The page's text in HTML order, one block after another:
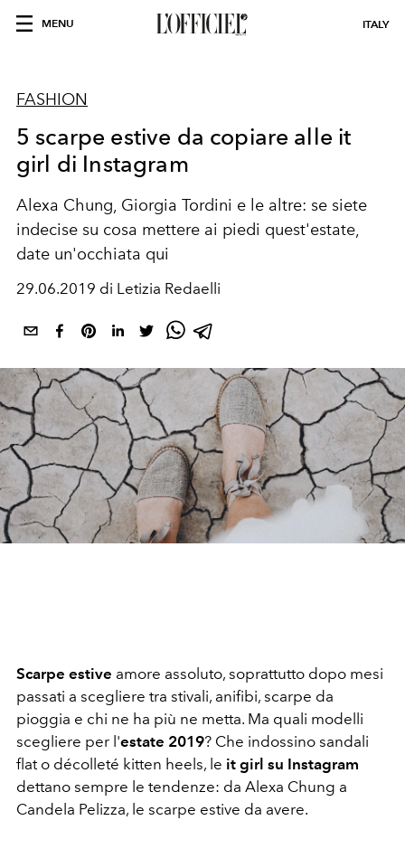
MENU ITALY
FASHION
5 scarpe estive da copiare alle it
girl di Instagram
Alexa Chung, Giorgia Tordini e le altre: se siete
indecise su cosa mettere ai piedi quest'estate,
date un'occhiata qui
29.06.2019 di Letizia Redaelli
Scarpe estive amore assoluto, soprattutto dopo mesi
passati a scegliere tra stivali, anifibi, scarpe da
pioggia e chi ne ha più ne metta. Ma quali modelli
scegliere per l'estate 2019? Che indossino sandali
flat o décolleté kitten heels, le it girl su Instagram
dettano sempre le tendenze: da Alexa Chung a
Candela Pelizza, le scarpe estive da avere.